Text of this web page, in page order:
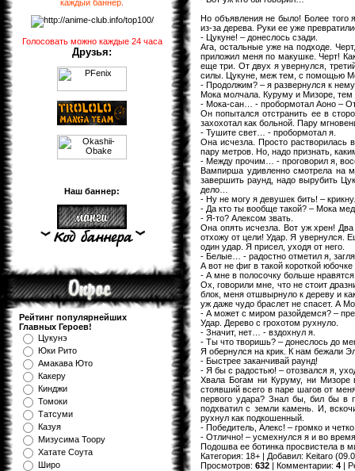
каждый баннер
Голосовать можно каждые 24 часа
Друзья:
Наш баннер:
Рейтинг популярнейших
Главных Героев!
Цукунэ
Юки Рито
Амакава Юто
Какеру
Кинджи
Томоки
Татсуми
Казуя
Мизуcима Тоору
Хатате Соута
Широ
Но объявления не было! Более того
из-за дерева. Руки ее уже
- Цукуне! – донеслось сзади.
Ага, остальные уже на подходе.
приложил меня по макушке. Черт!
еще три. От двух я увернулся,
силы. Цукуне, меж тем, с помощью
- Продолжим? – я развернулся к
Мока молчала. Куруму и Мизоре, тем
- Мока-сан… - пробормотал Аоно –
Он попытался отстранить ее в
захохотал как больной. Пару
- Тушите свет… - пробормотал я.
Она исчезла. Просто растворилась
пару метров. Но, надо признать,
- Между прочим… - проговорил я,
Вампирша удивленно смотрела на
завершить раунд, надо вырубить
дело…
- Ну не могу я девушек бить! –
- Да кто ты вообще такой? – Мока
- Я-то? Алексом звать.
Она опять исчезла. Вот уж хрен!
отхожу от цели! Удар. Я увернулся.
один удар. Я присел, уходя от него.
- Белые… - радостно отметил я,
А вот не фиг в такой короткой
- А мне в полосочку больше
Ох, говорили мне, что не стоит
блок, меня отшвырнуло к дереву и
уж даже чудо браслет не спасет. А
- А может с миром разойдемся? –
Удар. Дерево с грохотом рухнуло.
- Значит, нет… - вздохнул я.
- Ты что творишь? – донеслось до
Я обернулся на крик. К нам бежали
- Быстрее заканчивай раунд!
- Я бы с радостью! – отозвался я,
Хвала Богам ни Куруму, ни Мизоре
стоявший всего в паре шагов от
первого удара? Знал бы, бил бы в
подхватил с земли камень. И,
рухнул как подкошенный.
- Победитель, Алекс! – громко и
- Отлично! – усмехнулся я и во
Подошва ее ботинка просвистела в
Категория: 18+ | Добавил: Keitaro
Просмотров: 632 | Комментарии: 4 |